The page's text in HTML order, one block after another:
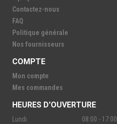
Contactez-nous
FAQ
Politique générale
Nos fournisseurs
COMPTE
Mon compte
Mes commandes
HEURES D'OUVERTURE
Lundi
08:00 - 17:00